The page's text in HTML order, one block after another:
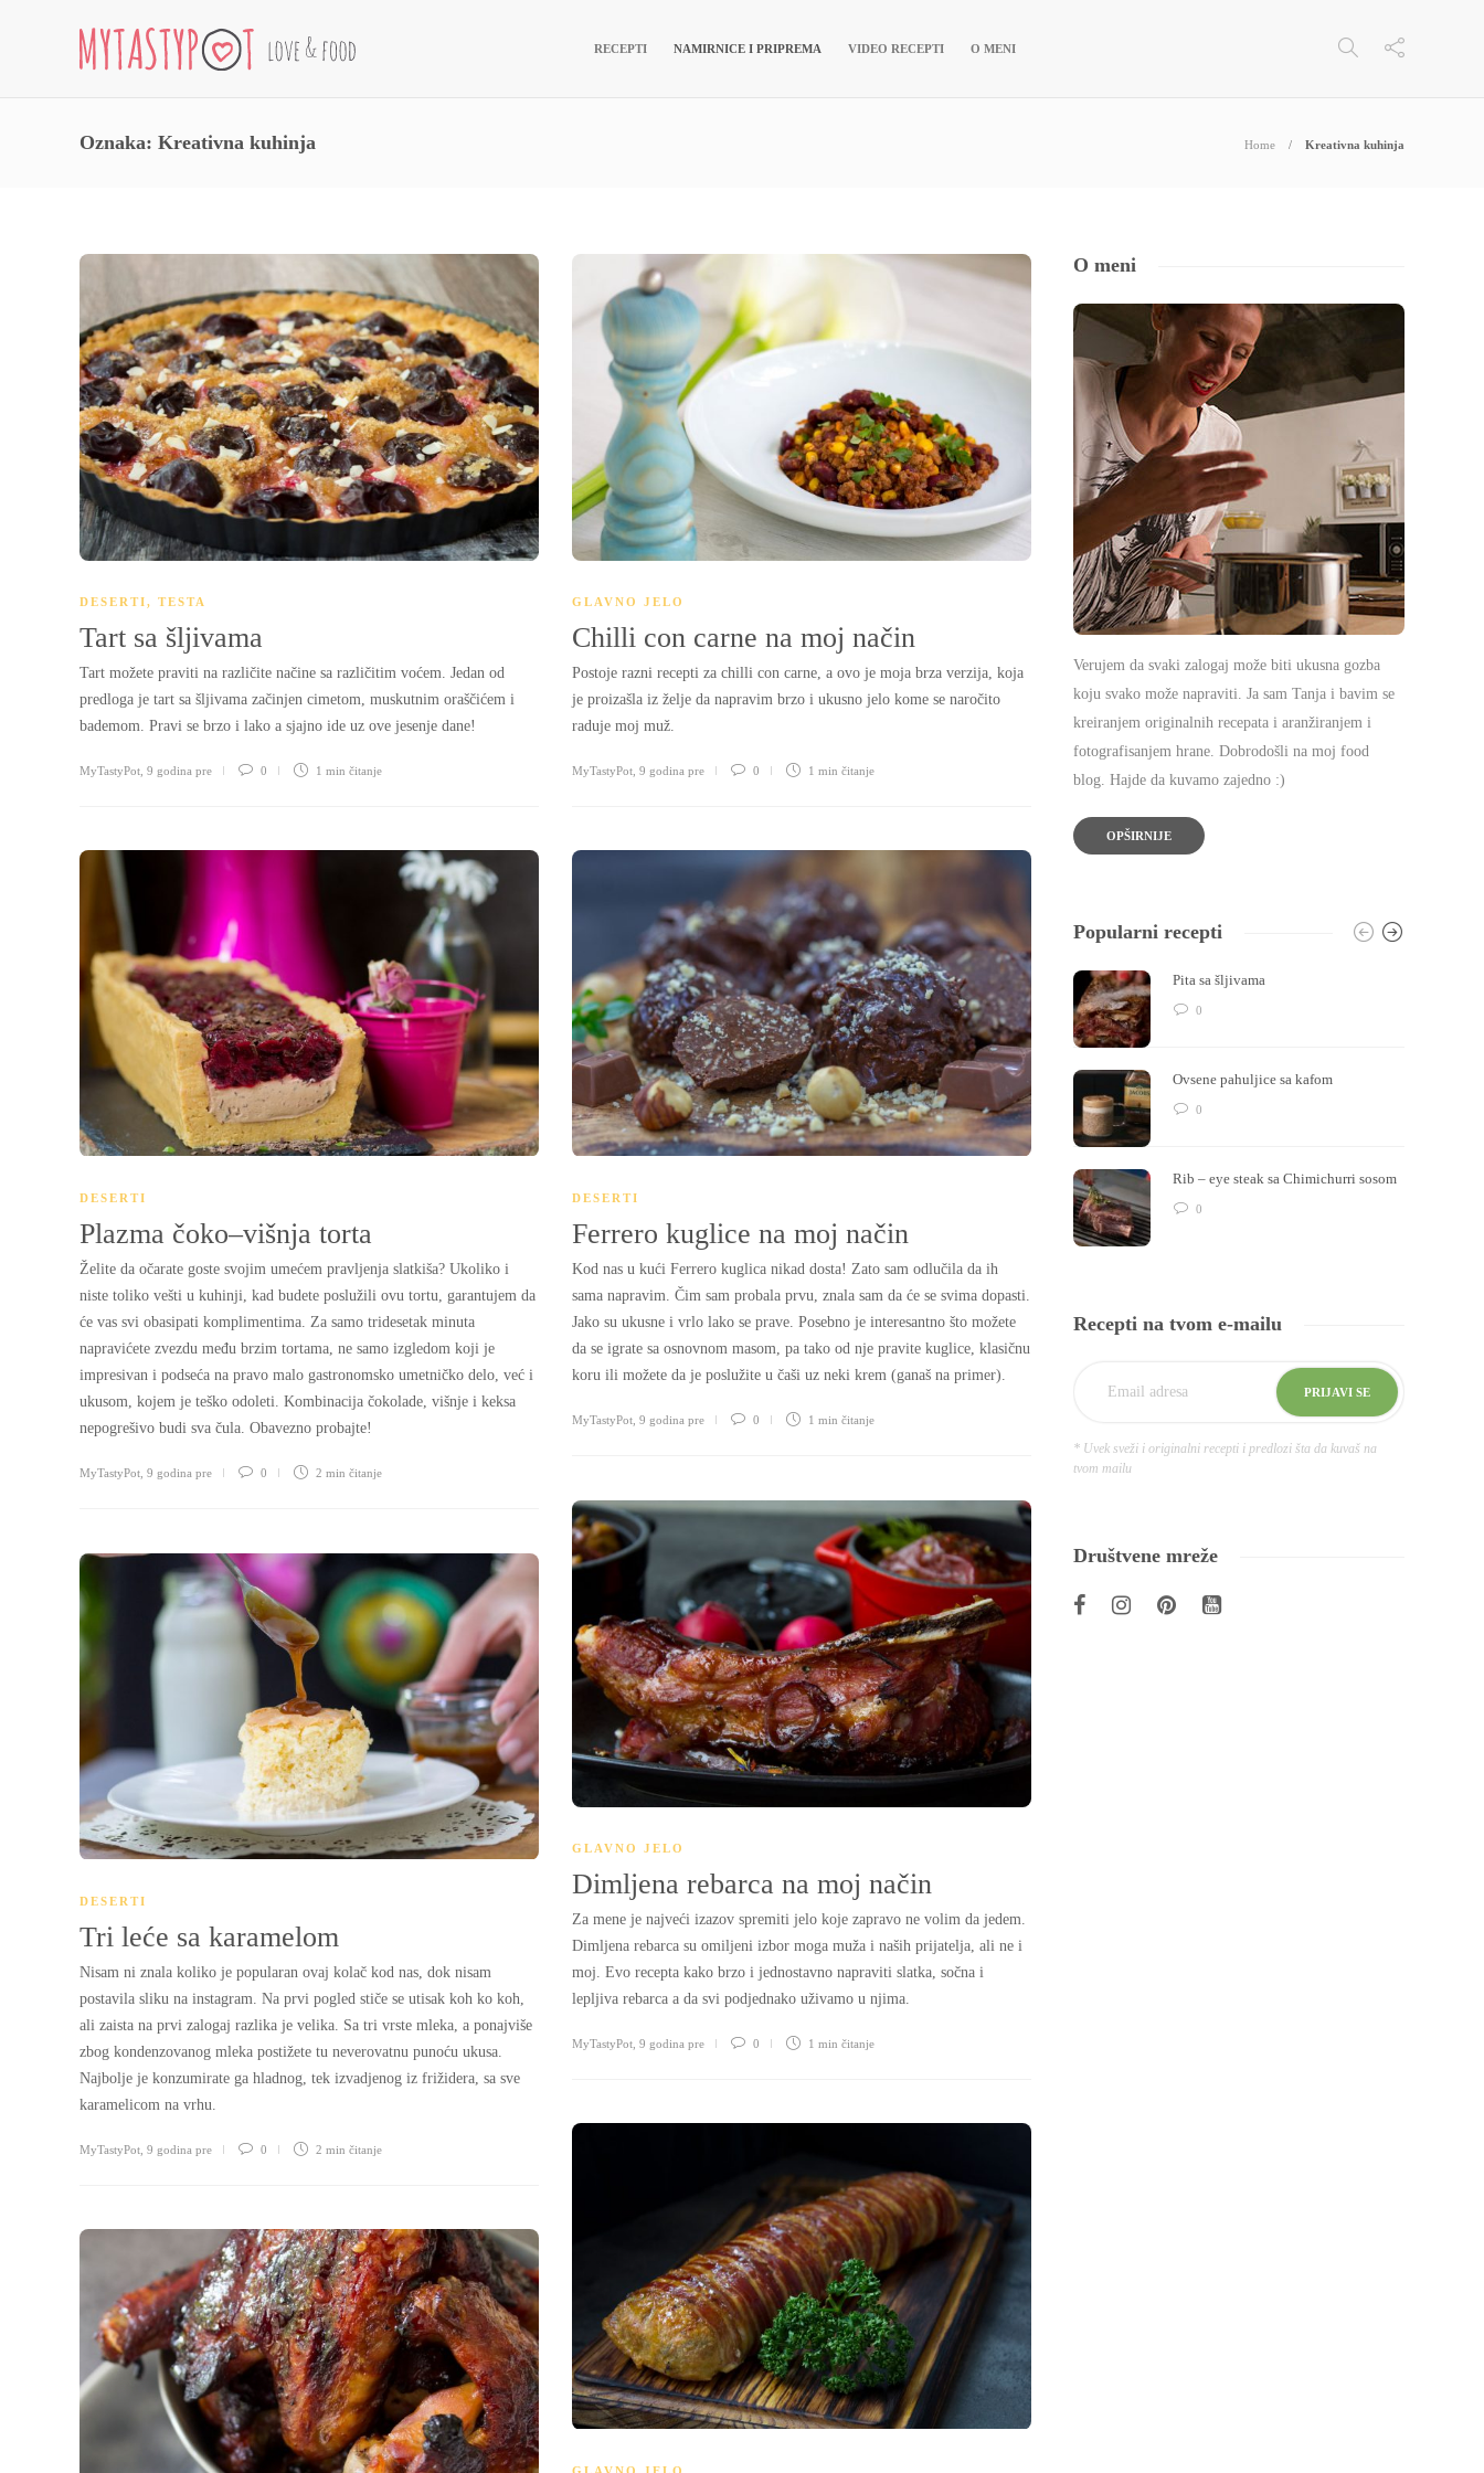
RECEPTI NAMIRNICE I PRIPREMA VIDEO RECEPTI O MENI
Oznaka: Kreativna kuhinja Home Kreativna kuhinja
DESERTI, TESTA
Tart sa šljivama
Tart možete praviti na različite načine sa različitim voćem. Jedan od
predloga je tart sa šljivama začinjen cimetom, muskutnim oraščićem i
bademom. Pravi se brzo i lako a sjajno ide uz ove jesenje dane!
MyTastyPot 9 godina pre 0 1 min čitanje
GLAVNO JELO
Chilli con carne na moj način
Postoje razni recepti za chilli con carne, a ovo je moja brza verzija, koja
je proizašla iz želje da napravim brzo i ukusno jelo kome se naročito
raduje moj muž.
MyTastyPot 9 godina pre 0 1 min čitanje
DESERTI
Plazma čoko–višnja torta
Želite da očarate goste svojim umećem pravljenja slatkiša? Ukoliko i
niste toliko vešti u kuhinji, kad budete poslužili ovu tortu, garantujem da
će vas svi obasipati komplimentima. Za samo tridesetak minuta
napravićete zvezdu među brzim tortama, ne samo izgledom koji je
impresivan i podseća na pravo malo gastronomsko umetničko delo, već i
ukusom, kojem je teško odoleti. Kombinacija čokolade, višnje i keksa
nepogrešivo budi sva čula. Obavezno probajte!
MyTastyPot 9 godina pre 0 2 min čitanje
DESERTI
Ferrero kuglice na moj način
Kod nas u kući Ferrero kuglica nikad dosta! Zato sam odlučila da ih
sama napravim. Čim sam probala prvu, znala sam da će se svima dopasti.
Jako su ukusne i vrlo lako se prave. Posebno je interesantno što možete
da se igrate sa osnovnom masom, pa tako od nje pravite kuglice, klasičnu
koru ili možete da je poslužite u čaši uz neki krem (ganaš na primer).
MyTastyPot 9 godina pre 0 1 min čitanje
GLAVNO JELO
Dimljena rebarca na moj način
Za mene je najveći izazov spremiti jelo koje zapravo ne volim da jedem.
Dimljena rebarca su omiljeni izbor moga muža i naših prijatelja, ali ne i
moj. Evo recepta kako brzo i jednostavno napraviti slatka, sočna i
lepljiva rebarca a da svi podjednako uživamo u njima.
MyTastyPot 9 godina pre 0 1 min čitanje
DESERTI
Tri leće sa karamelom
Nisam ni znala koliko je popularan ovaj kolač kod nas, dok nisam
postavila sliku na instagram. Na prvi pogled stiče se utisak koh ko koh,
ali zaista na prvi zalogaj razlika je velika. Sa tri vrste mleka, a ponajviše
zbog kondenzovanog mleka postižete tu neverovatnu punoću ukusa.
Najbolje je konzumirate ga hladnog, tek izvadjenog iz frižidera, sa sve
karamelicom na vrhu.
MyTastyPot 9 godina pre 0 2 min čitanje
GLAVNO JELO
O meni
Verujem da svaki zalogaj može biti ukusna gozba
koju svako može napraviti. Ja sam Tanja i bavim se
kreiranjem originalnih recepata i aranžiranjem i
fotografisanjem hrane. Dobrodošli na moj food
blog. Hajde da kuvamo zajedno :)
OPŠIRNIJE
Popularni recepti
Pita sa šljivama
0
Ovsene pahuljice sa kafom
0
Rib – eye steak sa Chimichurri sosom
0
Recepti na tvom e-mailu
* Uvek sveži i originalni recepti i predlozi šta da kuvaš na
tvom mailu
Društvene mreže